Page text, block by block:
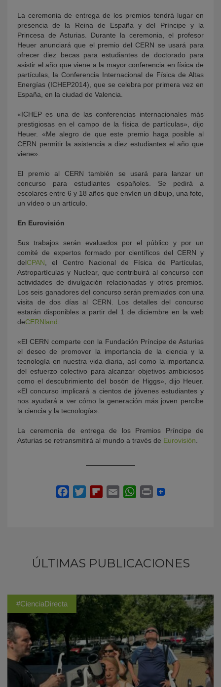
La ceremonia de entrega de los premios tendrá lugar en
presencia de la Reina de España y del Príncipe y la
Princesa de Asturias. Durante la ceremonia, el profesor
Heuer anunciará que el premio del CERN se usará para
ofrecer diez becas para estudiantes de doctorado para
asistir el año que viene a la mayor conferencia en física de
partículas, la Conferencia Internacional de Física de Altas
Energías (ICHEP2014), que se celebra por primera vez en
España, en la ciudad de Valencia.
«ICHEP es una de las conferencias internacionales más
prestigiosas en el campo de la física de partículas», dijo
Heuer. «Me alegro de que este premio haga posible al
CERN permitir la asistencia a diez estudiantes el año que
viene».
El premio al CERN también se usará para lanzar un
concurso para estudiantes españoles. Se pedirá a
escolares entre 6 y 18 años que envíen un dibujo, una foto,
un vídeo o un artículo.
En Eurovisión
Sus trabajos serán evaluados por el público y por un
comité de expertos formado por científicos del CERN y
delCPAN , el Centro Nacional de Física de Partículas,
Astropartículas y Nuclear, que contribuirá al concurso con
actividades de divulgación relacionadas y otros premios.
Los seis ganadores del concurso serán premiados con una
visita de dos días al CERN. Los detalles del concurso
estarán disponibles a partir del 1 de diciembre en la web
deCERNland
«El CERN comparte con la Fundación Príncipe de Asturias
el deseo de promover la importancia de la ciencia y la
tecnología en nuestra vida diaria, así como la importancia
del esfuerzo colectivo para alcanzar objetivos ambiciosos
como el descubrimiento del bosón de Higgs», dijo Heuer.
«El concurso implicará a cientos de jóvenes estudiantes y
nos ayudará a ver cómo la generación más joven percibe
la ciencia y la tecnología».
La ceremonia de entrega de los Premios Príncipe de
Asturias se retransmitirá al mundo a través de Eurovisión
ÚLTIMAS PUBLICACIONES
#CienciaDirecta